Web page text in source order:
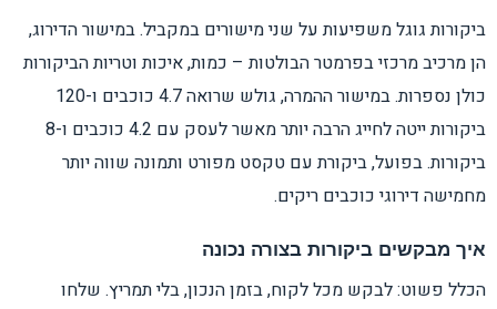
ביקורות גוגל משפיעות על שני מישורים במקביל. במישור הדירוג,
הן מרכיב מרכזי בפרמטר הבולטות – כמות, איכות וטריות הביקורות
כולן נספרות. במישור ההמרה, גולש שרואה 4.7 כוכבים ו-120
ביקורות ייטה לחייג הרבה יותר מאשר לעסק עם 4.2 כוכבים ו-8
ביקורות. בפועל, ביקורת עם טקסט מפורט ותמונה שווה יותר
מחמישה דירוגי כוכבים ריקים.
איך מבקשים ביקורות בצורה נכונה
הכלל פשוט: לבקש מכל לקוח, בזמן הנכון, בלי תמריץ. שלחו